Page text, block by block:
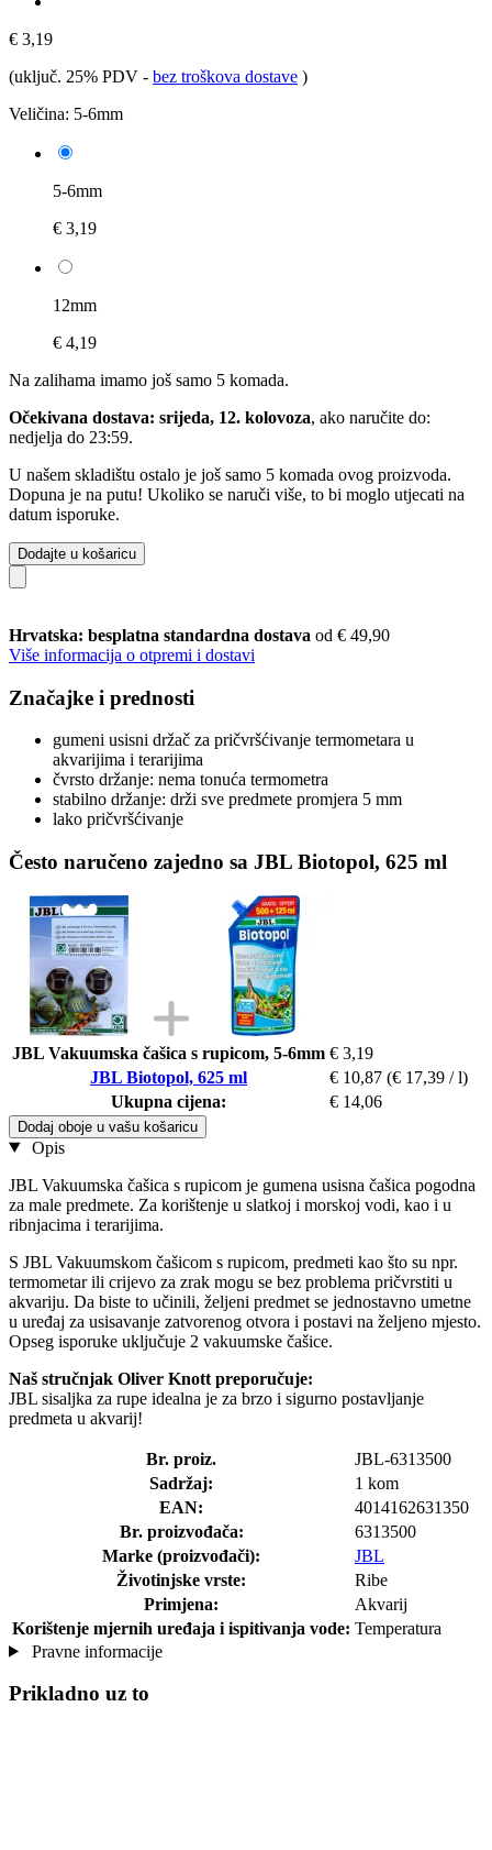
€ 3,19
(uključ. 25% PDV - bez troškova dostave )
Veličina: 5-6mm
5-6mm
€ 3,19
12mm
€ 4,19
Na zalihama imamo još samo 5 komada.
Očekivana dostava: srijeda, 12. kolovoza, ako naručite do:
nedjelja do 23:59.
U našem skladištu ostalo je još samo 5 komada ovog proizvoda.
Dopuna je na putu! Ukoliko se naruči više, to bi moglo utjecati na
datum isporuke.
Dodajte u košaricu
Hrvatska: besplatna standardna dostava od € 49,90
Više informacija o otpremi i dostavi
Značajke i prednosti
gumeni usisni držač za pričvršćivanje termometara u
akvarijima i terarijima
čvrsto držanje: nema tonuća termometra
stabilno držanje: drži sve predmete promjera 5 mm
lako pričvršćivanje
Često naručeno zajedno sa JBL Biotopol, 625 ml
JBL Vakuumska čašica s rupicom, 5-6mm € 3,19
JBL Biotopol, 625 ml
€ 10,87 (€ 17,39 / l)
Ukupna cijena:
€ 14,06
Dodaj oboje u vašu košaricu
Opis
JBL Vakuumska čašica s rupicom je gumena usisna čašica pogodna
za male predmete. Za korištenje u slatkoj i morskoj vodi, kao i u
ribnjacima i terarijima.
S JBL Vakuumskom čašicom s rupicom, predmeti kao što su npr.
termometar ili crijevo za zrak mogu se bez problema pričvrstiti u
akvariju. Da biste to učinili, željeni predmet se jednostavno umetne
u uređaj za usisavanje zatvorenog otvora i postavi na željeno mjesto.
Opseg isporuke uključuje 2 vakuumske čašice.
Naš stručnjak Oliver Knott preporučuje:
JBL sisaljka za rupe idealna je za brzo i sigurno postavljanje
predmeta u akvarij!
Br. proiz.
JBL-6313500
Sadržaj:
1 kom
EAN:
4014162631350
Br. proizvođača:
6313500
Marke (proizvođači):
JBL
Životinjske vrste:
Ribe
Primjena:
Akvarij
Korištenje mjernih uređaja i ispitivanja vode: Temperatura
Pravne informacije
Prikladno uz to